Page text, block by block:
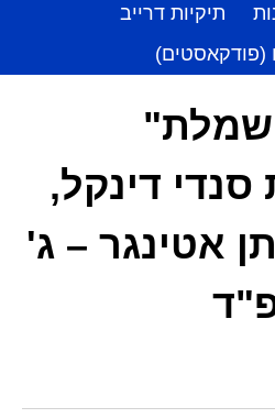
תיקיות דרייב
(פודקאסטים)
דינקל,
אטינגר – ג'